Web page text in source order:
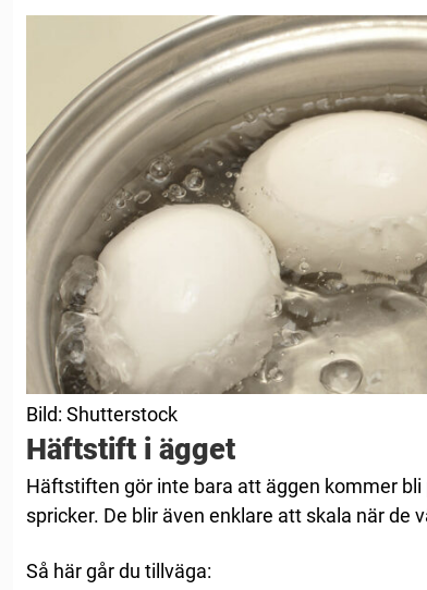
Bild: Shutterstock
Häftstift i ägget
Häftstiften gör inte bara att äggen kommer
spricker. De blir även enklare att skala när de
Så här går du tillväga: